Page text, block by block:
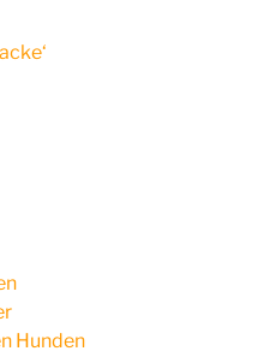
Hunden